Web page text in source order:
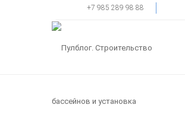
+7 985 289 98 88